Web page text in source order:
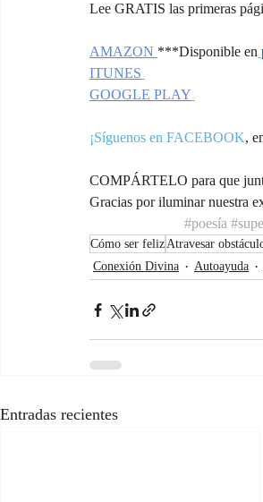
Lee GRATIS las primeras
AMAZON ***Disponible en
ITUNES
GOOGLE PLAY
¡Síguenos en FACEBOOK,
COMPÁRTELO para que
Gracias por iluminar nuestra
#poesía
Cómo ser felizAtravesar
Conexión Divina
Autoayuda
Entradas recientes